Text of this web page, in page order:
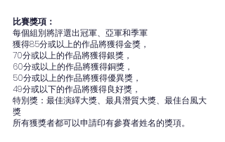
比賽獎項：
每個組別將評選出冠軍、亞軍和季軍
獲得85分或以上的作品將獲得金獎，
70分或以上的作品將獲得銀獎，
60分或以上的作品將獲得銅獎，
50分或以上的作品將獲得優異獎，
49分或以下的作品將獲得良好獎，
特別獎：最佳演繹大獎、最具潛質大獎、最佳台風大
獎
所有獲獎者都可以申請印有參賽者姓名的獎項。